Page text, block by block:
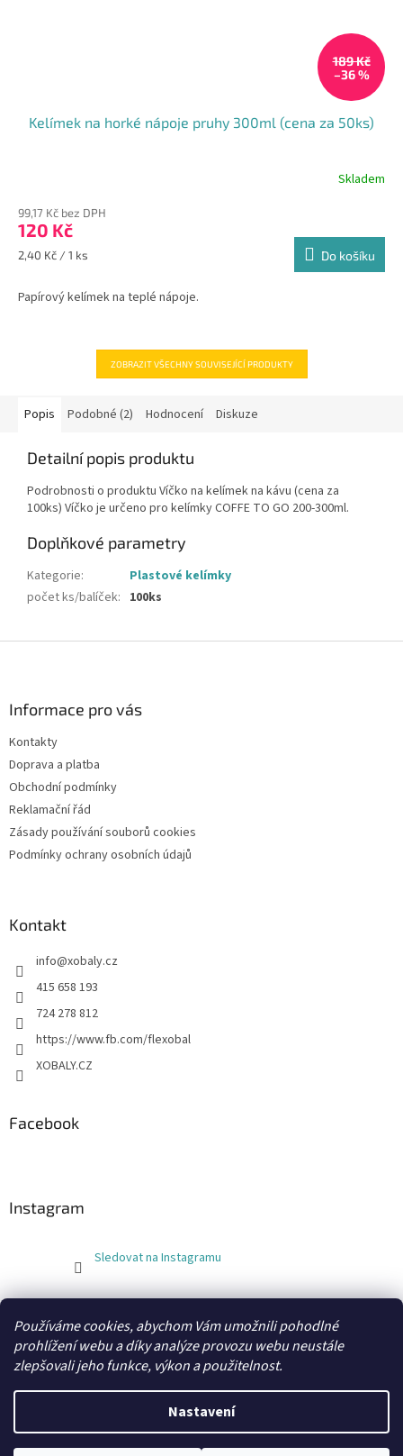
Používáme cookies, abychom Vám umožnili pohodlné
prohlížení webu a díky analýze provozu webu neustále
zlepšovali jeho funkce, výkon a použitelnost.
Nastavení
189 Kč
–36 %
Kelímek na horké nápoje pruhy 300ml (cena za 50ks)
produktu
je
5,0
hvězdiček.
Skladem
99,17 Kč bez DPH
120 Kč
Měrná
2,40 Kč / 1 ks Do košíku
Papírový kelímek na teplé nápoje.
ZOBRAZIT VŠECHNY SOUVISEJÍCÍ PRODUKTY
Popis Podobné (2) Hodnocení Diskuze
Detailní popis produktu
Podrobnosti o produktu Víčko na kelímek na kávu (cena za
100ks) Víčko je určeno pro kelímky COFFE TO GO 200-300ml.
Doplňkové parametry
Kategorie:
Plastové kelímky
počet ks/balíček: 100ks
Informace pro vás
Kontakty
Doprava a platba
Obchodní podmínky
Reklamační řád
Zásady používání souborů cookies
Podmínky ochrany osobních údajů
Kontakt
info@xobaly.cz
415 658 193
724 278 812
https://www.fb.com/flexobal
XOBALY.CZ
Facebook
Instagram
Sledovat na Instagramu